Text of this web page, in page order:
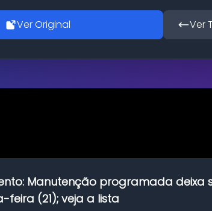
Ver Original Ver
Manutenção programada deixa
(21); veja a lista